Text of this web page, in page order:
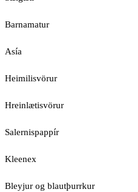
Barnamatur
Asía
Heimilisvörur
Hreinlætisvörur
Salernispappír
Kleenex
Bleyjur og blautþurrkur